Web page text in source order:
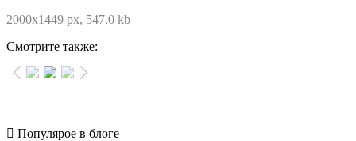
2000x1449 px, 547.0 kb
Смотрите также:
Популярое в блоге